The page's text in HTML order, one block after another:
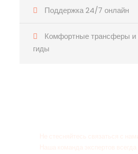
Поддержка 24/7 онлайн
Комфортные трансферы
гиды